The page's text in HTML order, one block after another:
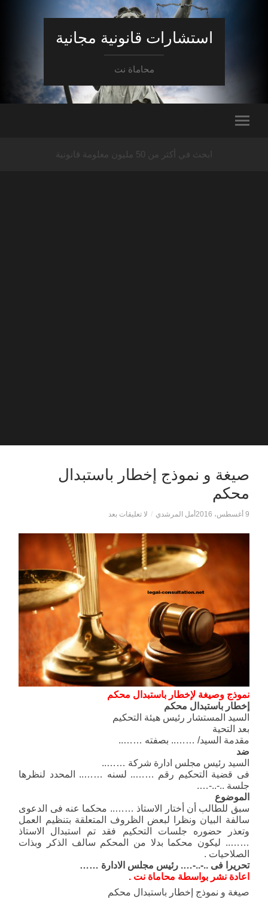
استشارات قانونية مجانية
محاماة نت
ابحث في أكثر من 50 مليون معلومة قانونية
صيغة و نموذج إخطار باستبدال
محكم
9 أغسطس، 2016 أمل المرشدي / لا تعليقات بعد
نموذج وصيغة لإخطار باستبدال محكم
إخطار باستبدال محكم
السيد المستشار رئيس هيئة التحكيم
بعد التحية
مقدمة السيد/ …….. بصفته ……..
ضد
السيد رئيس مجلس ادارة شركة ……..
فى قضية التحكيم رقم …….. لسنه …….. المحدد لنظرها
جلسة ..-..-….
الموضوع
سبق للطالب أن أختار الاستاذ …….. محكما عنه فى الدعوى
سالفة البيان ونظرا لبعض الظروف المتعلقة بتنظيم العمل
وتعذر حضوره جلسات التحكيم فقد تم استبدال الاستاذ
…….. ليكون محكما بدلا من المحكم سالف الذكر وبذات
الصلاحيات .
تحريرا فى ..-..-…. رئيس مجلس الادارة ……
اعادة نشر بواسطة محاماة نت .
صيغة و نموذج إخطار باستبدال محكم